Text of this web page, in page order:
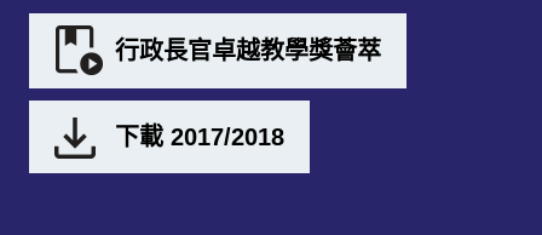
行政長官卓越教學獎薈萃
下載 2017/2018